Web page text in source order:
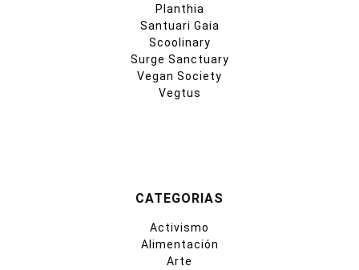
Planthia
Santuari Gaia
Scoolinary
Surge Sanctuary
Vegan Society
Vegtus
CATEGORIAS
Activismo
Alimentación
Arte